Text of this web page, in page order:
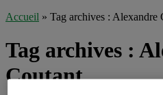
Accueil » Tag archives : Alexandre
Tag archives :
Coutant